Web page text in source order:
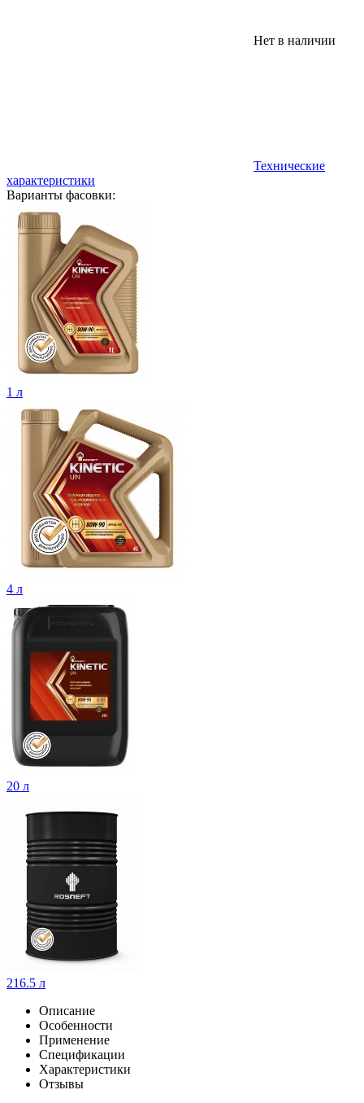
Нет в наличии
Технические
характеристики
Варианты фасовки:
1 л
4 л
20 л
216.5 л
Описание
Особенности
Применение
Спецификации
Характеристики
Отзывы